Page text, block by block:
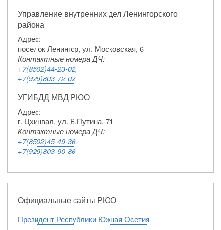
Управление внутренних дел Ленингорского
района
Адрес:
поселок Ленингор, ул. Московская, 6
Контактные номера ДЧ:
+7(8502)44-23-02,
+7(929)803-72-02
УГИБДД МВД РЮО
Адрес:
г. Цхинвал, ул. В.Путина, 71
Контактные номера ДЧ:
+7(8502)45-49-36,
+7(929)803-90-86
Официальные сайты РЮО
Президент Республики Южная Осетия